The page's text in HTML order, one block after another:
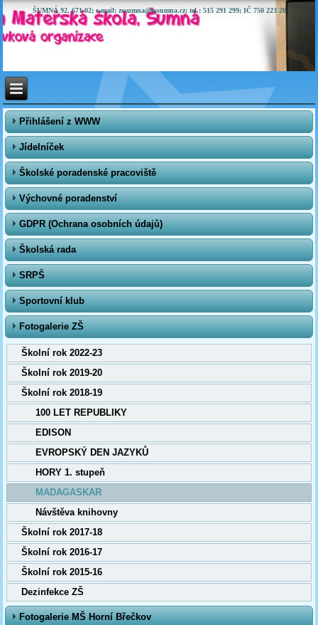
ŠUMNÁ 92, 671 02; e-mail: zssumna@zssumna.cz; tel.: 515 291 299; IČ 750 223 20
Přihlášení z WWW
Jídelníček
Školské poradenské pracoviště
Výchovné poradenství
GDPR (Ochrana osobních údajů)
Školská rada
SRPŠ
Sportovní klub
Fotogalerie ZŠ
Školní rok 2022-23
Školní rok 2019-20
Školní rok 2018-19
100 LET REPUBLIKY
EDISON
EVROPSKÝ DEN JAZYKŮ
HORY 1. stupeň
MADAGASKAR
Návštěva knihovny
Školní rok 2017-18
Školní rok 2016-17
Školní rok 2015-16
Dezinfekce ZŠ
Fotogalerie MŠ Horní Břečkov